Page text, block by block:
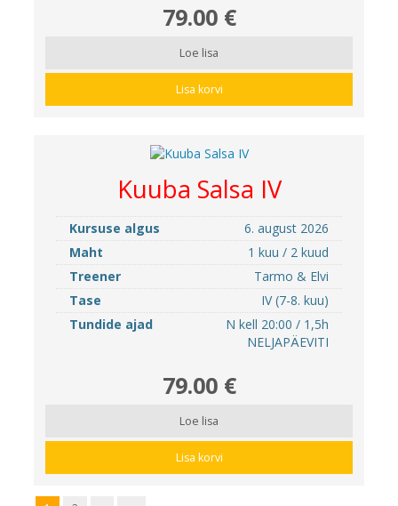
79.00 €
Loe lisa
Lisa korvi
Kuuba Salsa IV
Kursuse algus
6. august 2026
Maht
1 kuu / 2 kuud
Treener
Tarmo & Elvi
Tase
IV (7-8. kuu)
Tundide ajad
N kell 20:00 / 1,5h
NELJAPÄEVITI
79.00 €
Loe lisa
Lisa korvi